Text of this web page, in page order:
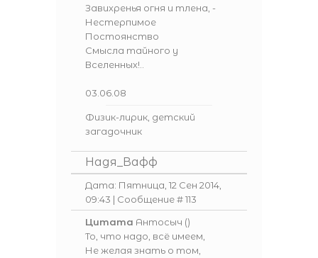
Завихренья огня и тлена, -
Нестерпимое
Постоянство
Смысла тайного у
Вселенных!..
03.06.08
Физик-лирик, детский
загадочник
Надя_Вафф
Дата: Пятница, 12 Сен 2014,
09:43 | Сообщение #113
Цитата Антосыч ()
То, что надо, всё имеем,
Не желая знать о том,